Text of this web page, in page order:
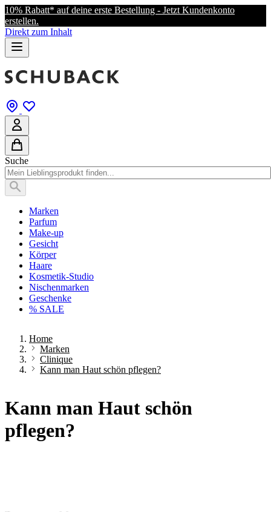
10% Rabatt* auf deine erste Bestellung - Jetzt Kundenkonto
erstellen.
Direkt zum Inhalt
Suche
Marken
Parfum
Make-up
Gesicht
Körper
Haare
Kosmetik-Studio
Nischenmarken
Geschenke
% SALE
Home
Marken
Clinique
Kann man Haut schön pflegen?
Kann man Haut schön
pflegen?